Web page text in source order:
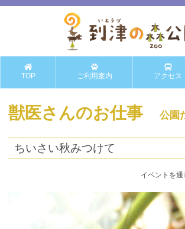
TOP ご利用案内 アクセス
獣医さんのお仕事 公園
ちいさい秋みつけて
イベントを